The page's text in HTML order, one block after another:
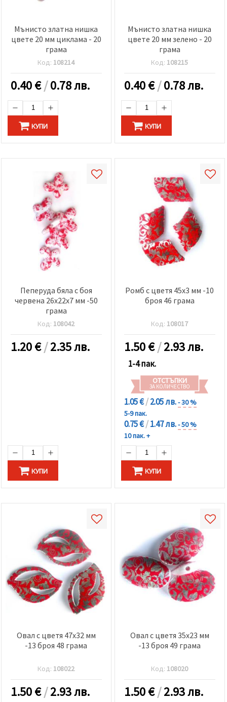
Мънисто златна нишка
цвете 20 мм циклама - 20
грама
Код: 108214
0.40€/0.78 лв.
КУПИ
Мънисто златна нишка
цвете 20 мм зелено - 20
грама
Код: 108215
0.40€/0.78 лв.
КУПИ
Пеперуда бяла с боя
червена 26x22x7 мм -50
грама
Код: 108042
1.20€/2.35 лв.
КУПИ
Ромб с цветя 45x3 мм -10
броя 46 грама
Код: 108017
1.50€/2.93 лв.
1-4 пак.
ОТСТЪПКИ
ЗА КОЛИЧЕСТВО
1.05 €/2.05 лв.- 30 %
5-9 пак.
0.75 €/1.47 лв.- 50 %
10 пак. +
КУПИ
Овал с цветя 47x32 мм
-13 броя 48 грама
Код: 108022
1.50€/2.93 лв.
Овал с цветя 35x23 мм
-13 броя 49 грама
Код: 108020
1.50€/2.93 лв.